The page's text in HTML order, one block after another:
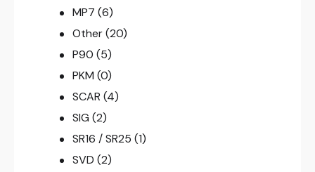
MP7 (6)
Other (20)
P90 (5)
PKM (0)
SCAR (4)
SIG (2)
SR16 / SR25 (1)
SVD (2)